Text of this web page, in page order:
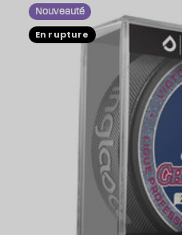
Nouveauté
En rupture